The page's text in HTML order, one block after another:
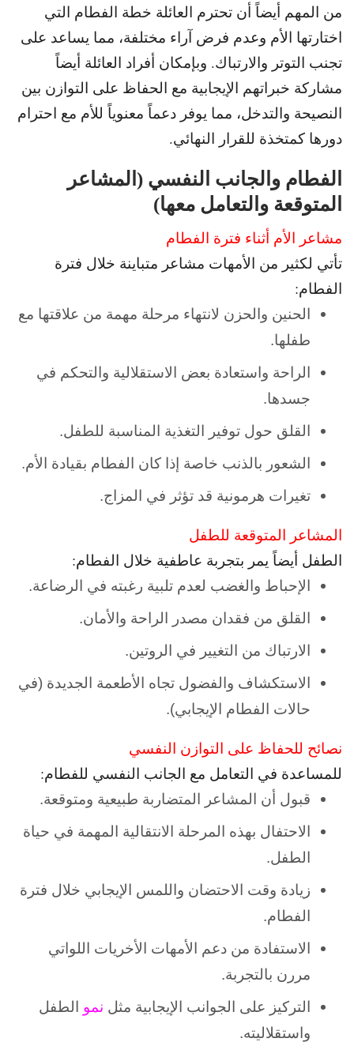
من المهم أيضاً أن تحترم العائلة خطة الفطام التي
اختارتها الأم وعدم فرض آراء مختلفة، مما يساعد على
تجنب التوتر والارتباك. وبإمكان أفراد العائلة أيضاً
مشاركة خبراتهم الإيجابية مع الحفاظ على التوازن بين
النصيحة والتدخل، مما يوفر دعماً معنوياً للأم مع احترام
دورها كمتخذة للقرار النهائي.
الفطام والجانب النفسي (المشاعر
المتوقعة والتعامل معها)
مشاعر الأم أثناء فترة الفطام
تأتي لكثير من الأمهات مشاعر متباينة خلال فترة
الفطام:
الحنين والحزن لانتهاء مرحلة مهمة من علاقتها مع
طفلها.
الراحة واستعادة بعض الاستقلالية والتحكم في
جسدها.
القلق حول توفير التغذية المناسبة للطفل.
الشعور بالذنب خاصة إذا كان الفطام بقيادة الأم.
تغيرات هرمونية قد تؤثر في المزاج.
المشاعر المتوقعة للطفل
الطفل أيضاً يمر بتجربة عاطفية خلال الفطام:
الإحباط والغضب لعدم تلبية رغبته في الرضاعة.
القلق من فقدان مصدر الراحة والأمان.
الارتباك من التغيير في الروتين.
الاستكشاف والفضول تجاه الأطعمة الجديدة (في
حالات الفطام الإيجابي).
نصائح للحفاظ على التوازن النفسي
للمساعدة في التعامل مع الجانب النفسي للفطام:
قبول أن المشاعر المتضاربة طبيعية ومتوقعة.
الاحتفال بهذه المرحلة الانتقالية المهمة في حياة
الطفل.
زيادة وقت الاحتضان واللمس الإيجابي خلال فترة
الفطام.
الاستفادة من دعم الأمهات الأخريات اللواتي
مررن بالتجربة.
التركيز على الجوانب الإيجابية مثل نمو الطفل
واستقلاليته.